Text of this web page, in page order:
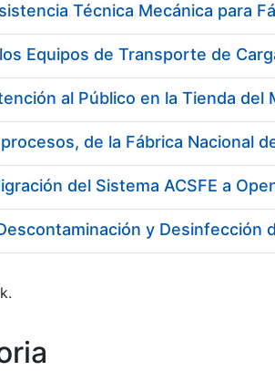
Técnica Mecánica para
Equipos de Transporte de
de la Fábrica Nacional
del Sistema ACSFE a